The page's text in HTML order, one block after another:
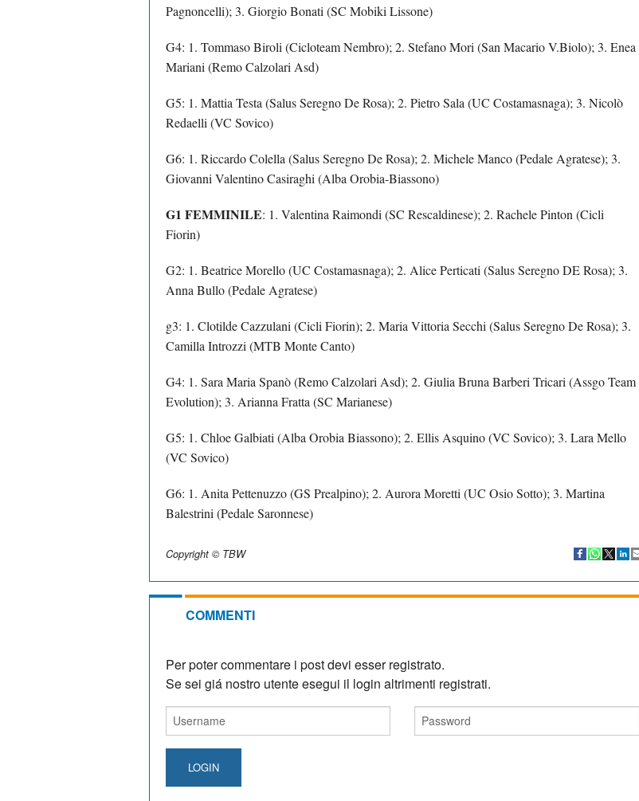
Pagnoncelli); 3. Giorgio Bonati (SC Mobiki Lissone)
G4: 1. Tommaso Biroli (Cicloteam Nembro); 2. Stefano Mori (San Macario V.Biolo); 3. Enea
Mariani (Remo Calzolari Asd)
G5: 1. Mattia Testa (Salus Seregno De Rosa); 2. Pietro Sala (UC Costamasnaga); 3. Nicolò
Redaelli (VC Sovico)
G6: 1. Riccardo Colella (Salus Seregno De Rosa); 2. Michele Manco (Pedale Agratese); 3.
Giovanni Valentino Casiraghi (Alba Orobia-Biassono)
G1 FEMMINILE: 1. Valentina Raimondi (SC Rescaldinese); 2. Rachele Pinton (Cicli
Fiorin)
G2: 1. Beatrice Morello (UC Costamasnaga); 2. Alice Perticati (Salus Seregno DE Rosa); 3.
Anna Bullo (Pedale Agratese)
g3: 1. Clotilde Cazzulani (Cicli Fiorin); 2. Maria Vittoria Secchi (Salus Seregno De Rosa); 3.
Camilla Introzzi (MTB Monte Canto)
G4: 1. Sara Maria Spanò (Remo Calzolari Asd); 2. Giulia Bruna Barberi Tricari (Assgo Team
Evolution); 3. Arianna Fratta (SC Marianese)
G5: 1. Chloe Galbiati (Alba Orobia Biassono); 2. Ellis Asquino (VC Sovico); 3. Lara Mello
(VC Sovico)
G6: 1. Anita Pettenuzzo (GS Prealpino); 2. Aurora Moretti (UC Osio Sotto); 3. Martina
Balestrini (Pedale Saronnese)
Copyright © TBW
COMMENTI
Per poter commentare i post devi esser registrato.
Se sei giá nostro utente esegui il login altrimenti registrati.
LOGIN